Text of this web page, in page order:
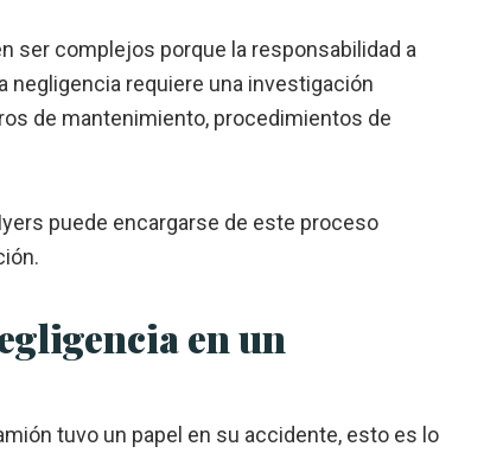
ser complejos porque la responsabilidad a
negligencia requiere una investigación
de mantenimiento, procedimientos de
puede encargarse de este proceso
en un
tuvo un papel en su accidente, esto es lo